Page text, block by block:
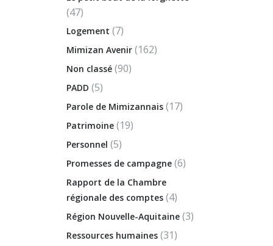
(47)
Logement (7)
Mimizan Avenir (162)
Non classé (90)
PADD (5)
Parole de Mimizannais (17)
Patrimoine (19)
Personnel (5)
Promesses de campagne (6)
Rapport de la Chambre
régionale des comptes (4)
Région Nouvelle-Aquitaine (3)
Ressources humaines (31)